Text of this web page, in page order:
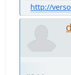
http://